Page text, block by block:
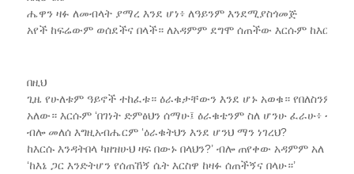
ሔዋን ዛፉ ለመብላት ያማረ እንደ ሆነ፥ ለዓይንም እንደሚያስጎመጅ
አየች ከፍሬውም ወሰደችና በላች። ለአዳምም ደግሞ ሰጠችው እርሱም ከእርስዋ
በዚህ
ጊዜ የሁለቱም ዓይኖች ተከፈቱ። ዕራቁታቸውን እንደ ሆኑ አወቁ። የበለስንም
አለው። እርሱም ‘በገነት ድምፅህን ሰማሁ፤ ዕራቁቴንም ስለ ሆንሁ ፈራሁ፥
ብሎ መለሰ እግዚአብሔርም ‘ዕራቁትህን እንደ ሆንህ ማን ነገረህ?
ከእርሱ እንዳትበላ ካዘዝሁህ ዛፍ በውኑ በላህን?’ ብሎ ጠየቀው አዳምም አለ
‘ከእኔ ጋር እንድትሆን የሰጠኸኝ ሴት እርስዋ ከዛፉ ሰጠችኝና በላሁ።’